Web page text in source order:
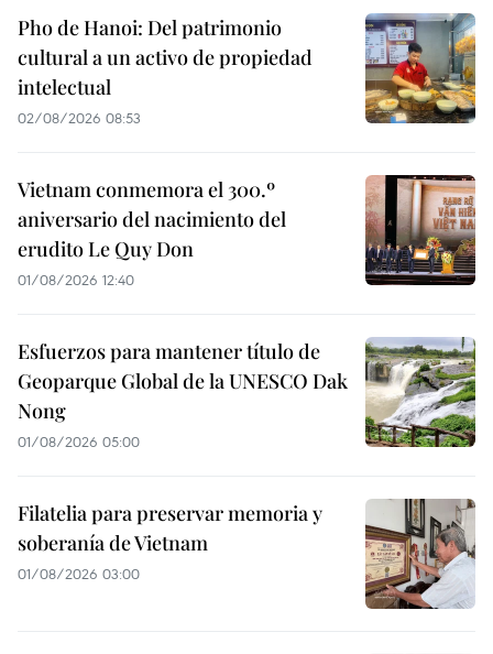
Pho de Hanoi: Del patrimonio
cultural a un activo de propiedad
intelectual
02/08/2026 08:53
Vietnam conmemora el 300.º
aniversario del nacimiento del
erudito Le Quy Don
01/08/2026 12:40
Esfuerzos para mantener título de
Geoparque Global de la UNESCO Dak
Nong
01/08/2026 05:00
Filatelia para preservar memoria y
soberanía de Vietnam
01/08/2026 03:00